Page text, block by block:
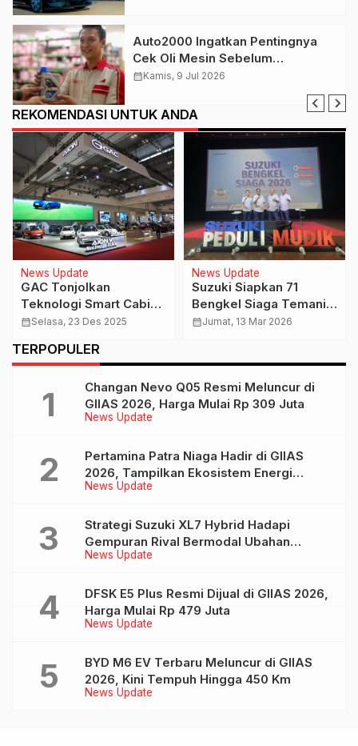
Auto2000 Ingatkan Pentingnya
Cek Oli Mesin Sebelum
Bepergian
calendar_monthKamis, 9 Jul 2026
REKOMENDASI UNTUK ANDA
News Update
GAC Tonjolkan
Teknologi Smart Cabin
dan Kesehatan Kabin
calendar_monthSelasa, 23 Des 2025
News Update
Suzuki Siapkan 71
Bengkel Siaga Temani
Pemudik Lebaran 2026
calendar_monthJumat, 13 Mar 2026
TERPOPULER
News Update
Changan Nevo Q05 Resmi Meluncur di
GIIAS 2026, Harga Mulai Rp 309 Juta
News Update
Pertamina Patra Niaga Hadir di GIIAS
2026, Tampilkan Ekosistem Energi
Terintegrasi Lewat MyPertamina
News Update
Strategi Suzuki XL7 Hybrid Hadapi
Gempuran Rival Bermodal Ubahan
Eksterior dan Interior
News Update
DFSK E5 Plus Resmi Dijual di GIIAS 2026,
Harga Mulai Rp 479 Juta
News Update
BYD M6 EV Terbaru Meluncur di GIIAS
2026, Kini Tempuh Hingga 450 Km